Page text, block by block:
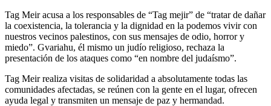
Tag Meir acusa a los responsables de “Tag mejir” de “tratar de dañar
la coexistencia, la tolerancia y la dignidad en la podemos vivir con
nuestros vecinos palestinos, con sus mensajes de odio, horror y
miedo”. Gvariahu, él mismo un judío religioso, rechaza la
presentación de los ataques como “en nombre del judaísmo”.
Tag Meir realiza visitas de solidaridad a absolutamente todas las
comunidades afectadas, se reúnen con la gente en el lugar, ofrecen
ayuda legal y transmiten un mensaje de paz y hermandad.